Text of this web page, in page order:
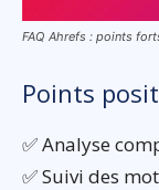
FAQ Ahrefs : points
Points
✅ Analyse
✅ Suivi des